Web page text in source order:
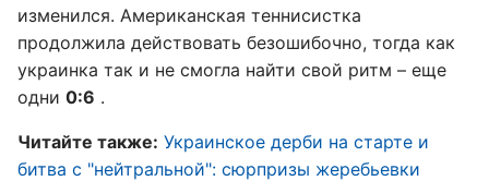
изменился. Американская теннисистка
продолжила действовать безошибочно, тогда как
украинка так и не смогла найти свой ритм – еще
одни 0:6 .
Читайте также: Украинское дерби на старте и
битва с "нейтральной": сюрпризы жеребьевки